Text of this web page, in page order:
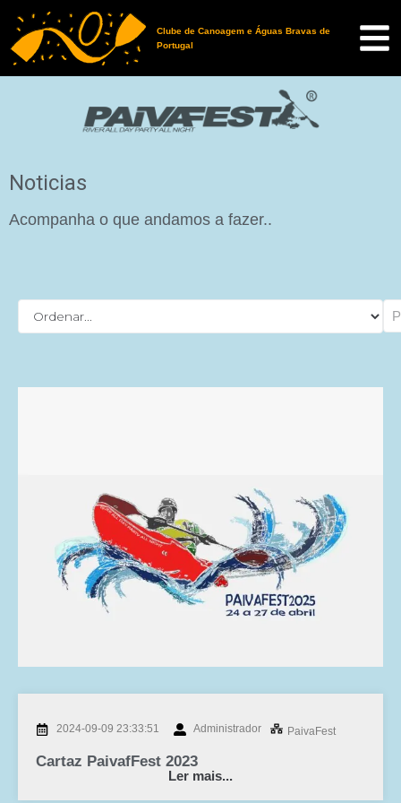
Clube de Canoagem e Águas Bravas de
Portugal
Noticias
Acompanha o que andamos a fazer..
2024-09-09 23:33:51 Administrador PaivaFest
Cartaz PaivafFest 2023
Ler mais...